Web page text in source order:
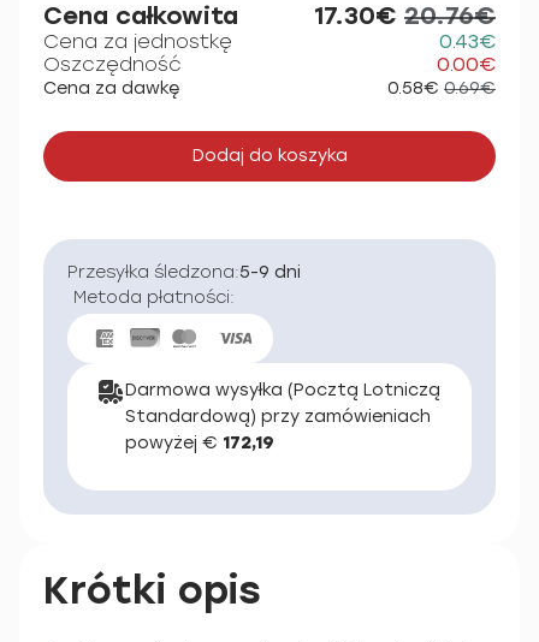
Cena całkowita 17.30€ 20.76€
Cena za jednostkę
0.43€
Oszczędność
0.00€
Cena za dawkę 0.58€ 0.69€
Dodaj do koszyka
Przesyłka śledzona:5-9 dni
Metoda płatności:
Darmowa wysyłka (Pocztą Lotniczą
Standardową) przy zamówieniach
powyżej € 172,19
Krótki opis